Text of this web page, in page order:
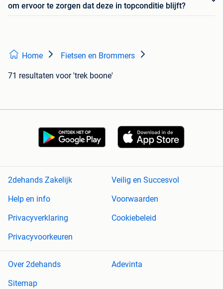
om ervoor te zorgen dat deze in topconditie blijft?
Home Fietsen en Brommers
71 resultaten voor 'trek boone'
2dehands Zakelijk
Veilig en Succesvol
Help en info
Voorwaarden
Privacyverklaring
Cookiebeleid
Privacyvoorkeuren
Over 2dehands
Adevinta
Sitemap